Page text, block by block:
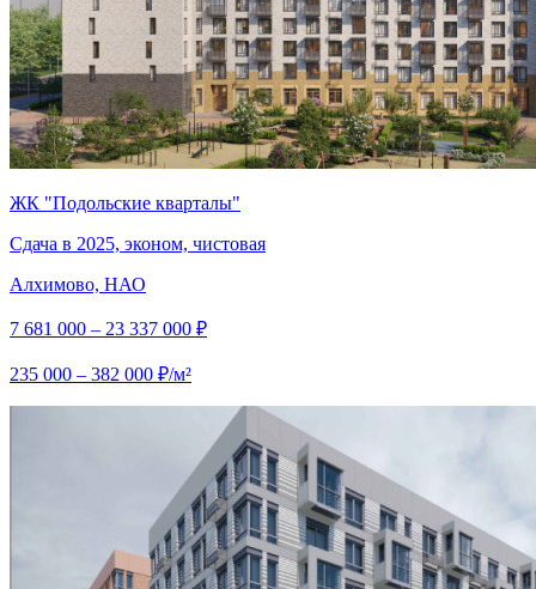
ЖК "Подольские кварталы"
Сдача в 2025, эконом, чистовая
Алхимово, НАО
7 681 000 – 23 337 000 ₽
235 000 – 382 000 ₽/м²